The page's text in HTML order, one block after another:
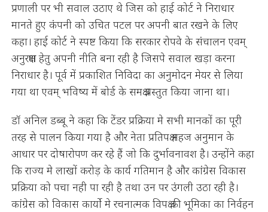
प्रणाली पर भी सवाल उठाए थे जिस को हाई कोर्ट ने निराधार
मानते हुए कंपनी को उचित पटल पर अपनी बात रखने के लिए
कहा। हाई कोर्ट ने स्पष्ट किया कि सरकार रोपवे के संचालन एवम्
अनुरक्षण हेतु अपनी नीति बना रही है जिसपे सवाल खड़ा करना
निराधार है। पूर्व में प्रकाशित निविदा का अनुमोदन मेयर से लिया
गया था एवम् भविष्य में बोर्ड के समक्ष प्रस्तुत किया जाना था।
डॉ अनिल डब्बू ने कहा कि टेंडर प्रक्रिया मे सभी मानकों का पूरी
तरह से पालन किया गया है और नेता प्रतिपक्ष महज अनुमान के
आधार पर दोषारोपण कर रहे हैं जो कि दुर्भावनावश है। उन्होंने कहा
कि राज्य मे लाखों करोड़ के कार्य गतिमान है और कांग्रेस विकास
प्रक्रिया को पचा नही पा रही है तथा उन पर उंगली उठा रही है।
कांग्रेस को विकास कार्यो मे रचनात्मक विपक्ष की भूमिका का निर्वहन